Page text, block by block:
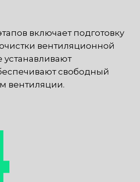
включает подготовку
вентиляционной
свободный
вентиляции.